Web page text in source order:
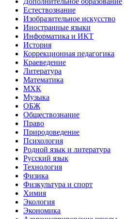
Естествознание
Изобразительное искусство
Иностранные языки
Информатика и ИКТ
История
Коррекционная педагогика
Краеведение
Литература
Математика
МХК
Музыка
ОБЖ
Обществознание
Право
Природоведение
Психология
Родной язык и литература
Русский язык
Технология
Физика
Физкультура и спорт
Химия
Экология
Экономика